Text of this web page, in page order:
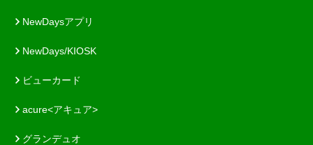
NewDaysアプリ
NewDays/KIOSK
ビューカード
acure<アキュア>
グランデュオ